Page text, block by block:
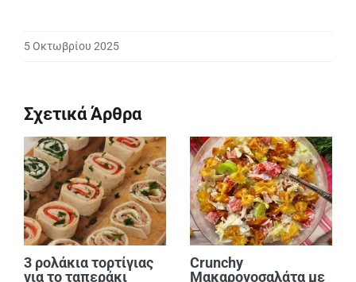
5 Οκτωβρίου 2025
Σχετικά Άρθρα
3 ρολάκια τορτίγιας
για το ταπεράκι
Crunchy
Μακαρονοσαλάτα με